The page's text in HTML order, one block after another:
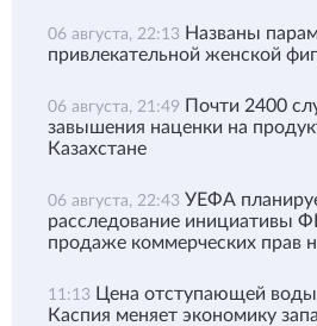
06 августа, 22:13 Названы
привлекательной женской
06 августа, 21:49 Почти 2400
завышения наценки на
Казахстане
06 августа, 22:43 УЕФА
расследование инициативы
продаже коммерческих прав
11:13 Цена отступающей
Каспия меняет экономику